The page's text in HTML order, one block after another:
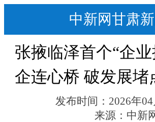
中新网甘肃
张掖临泽首个“企
企连心桥 破发展堵
发布时间： 2026年
来源： 中新